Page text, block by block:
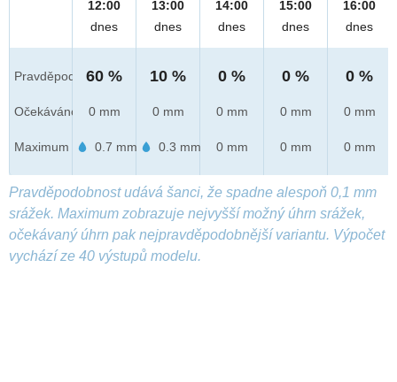
Pravděpod.
Očekáváno
Maximum
12:00
dnes
60 %
0 mm
0.7 mm
13:00
dnes
10 %
0 mm
0.3 mm
14:00
dnes
0 %
0 mm
0 mm
15:00
dnes
0 %
0 mm
0 mm
16:00
dnes
0 %
0 mm
0 mm
Pravděpodobnost udává šanci, že spadne alespoň 0,1 mm
srážek. Maximum zobrazuje nejvyšší možný úhrn srážek,
očekávaný úhrn pak nejpravděpodobnější variantu. Výpočet
vychází ze 40 výstupů modelu.